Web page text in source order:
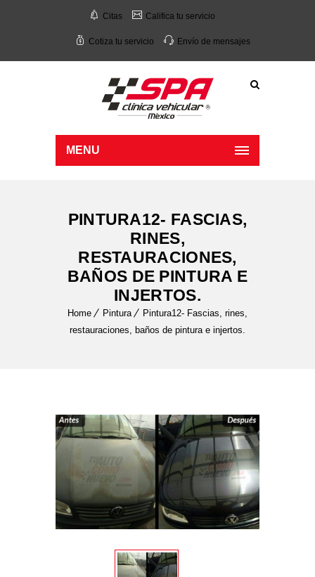
Citas Califica tu servicio
Cotiza tu servicio Envío de mensajes
MENU
PINTURA12- FASCIAS,
RINES,
RESTAURACIONES,
BAÑOS DE PINTURA E
INJERTOS.
Home Pintura
Pintura12- Fascias, rines,
restauraciones, baños de pintura e injertos.